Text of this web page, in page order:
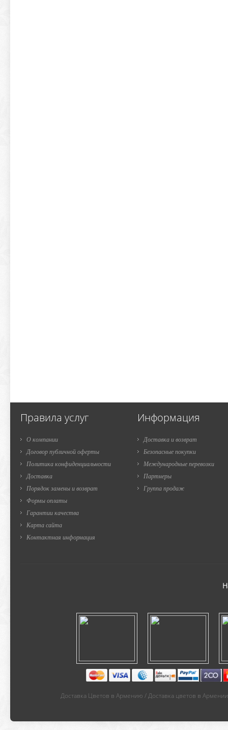
Правила услуг
О компании
Договор публичной оферты
Политика конфиденциальности
Доставка
Порядок замены и возврат
Формы оплаты
Гарантии качества
Карта сайта
Контактная информация
Информация
Доставка и возврат
Безопасные покупки
Международные перевозки
Партнеры
Группа продаж
Доставка Цветов в Армению / Доставка цветов в